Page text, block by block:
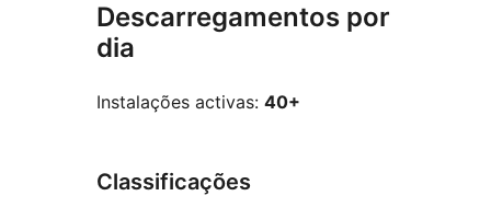
Descarregamentos por
dia
Instalações activas: 40+
Classificações